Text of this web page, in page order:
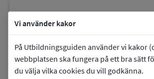
Vi använder kakor
På Utbildningsguiden använder vi kakor
webbplatsen ska fungera på ett bra sätt
du välja vilka cookies du vill godkänna.
Vill du kontakta skolan?
phoneTelefon:013-294909
mailE-post:
link Webbplats: Ljungsbro